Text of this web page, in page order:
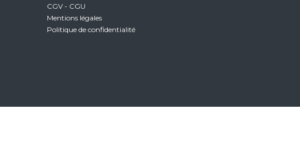
CGV - CGU
Mentions légales
Politique de confidentialité